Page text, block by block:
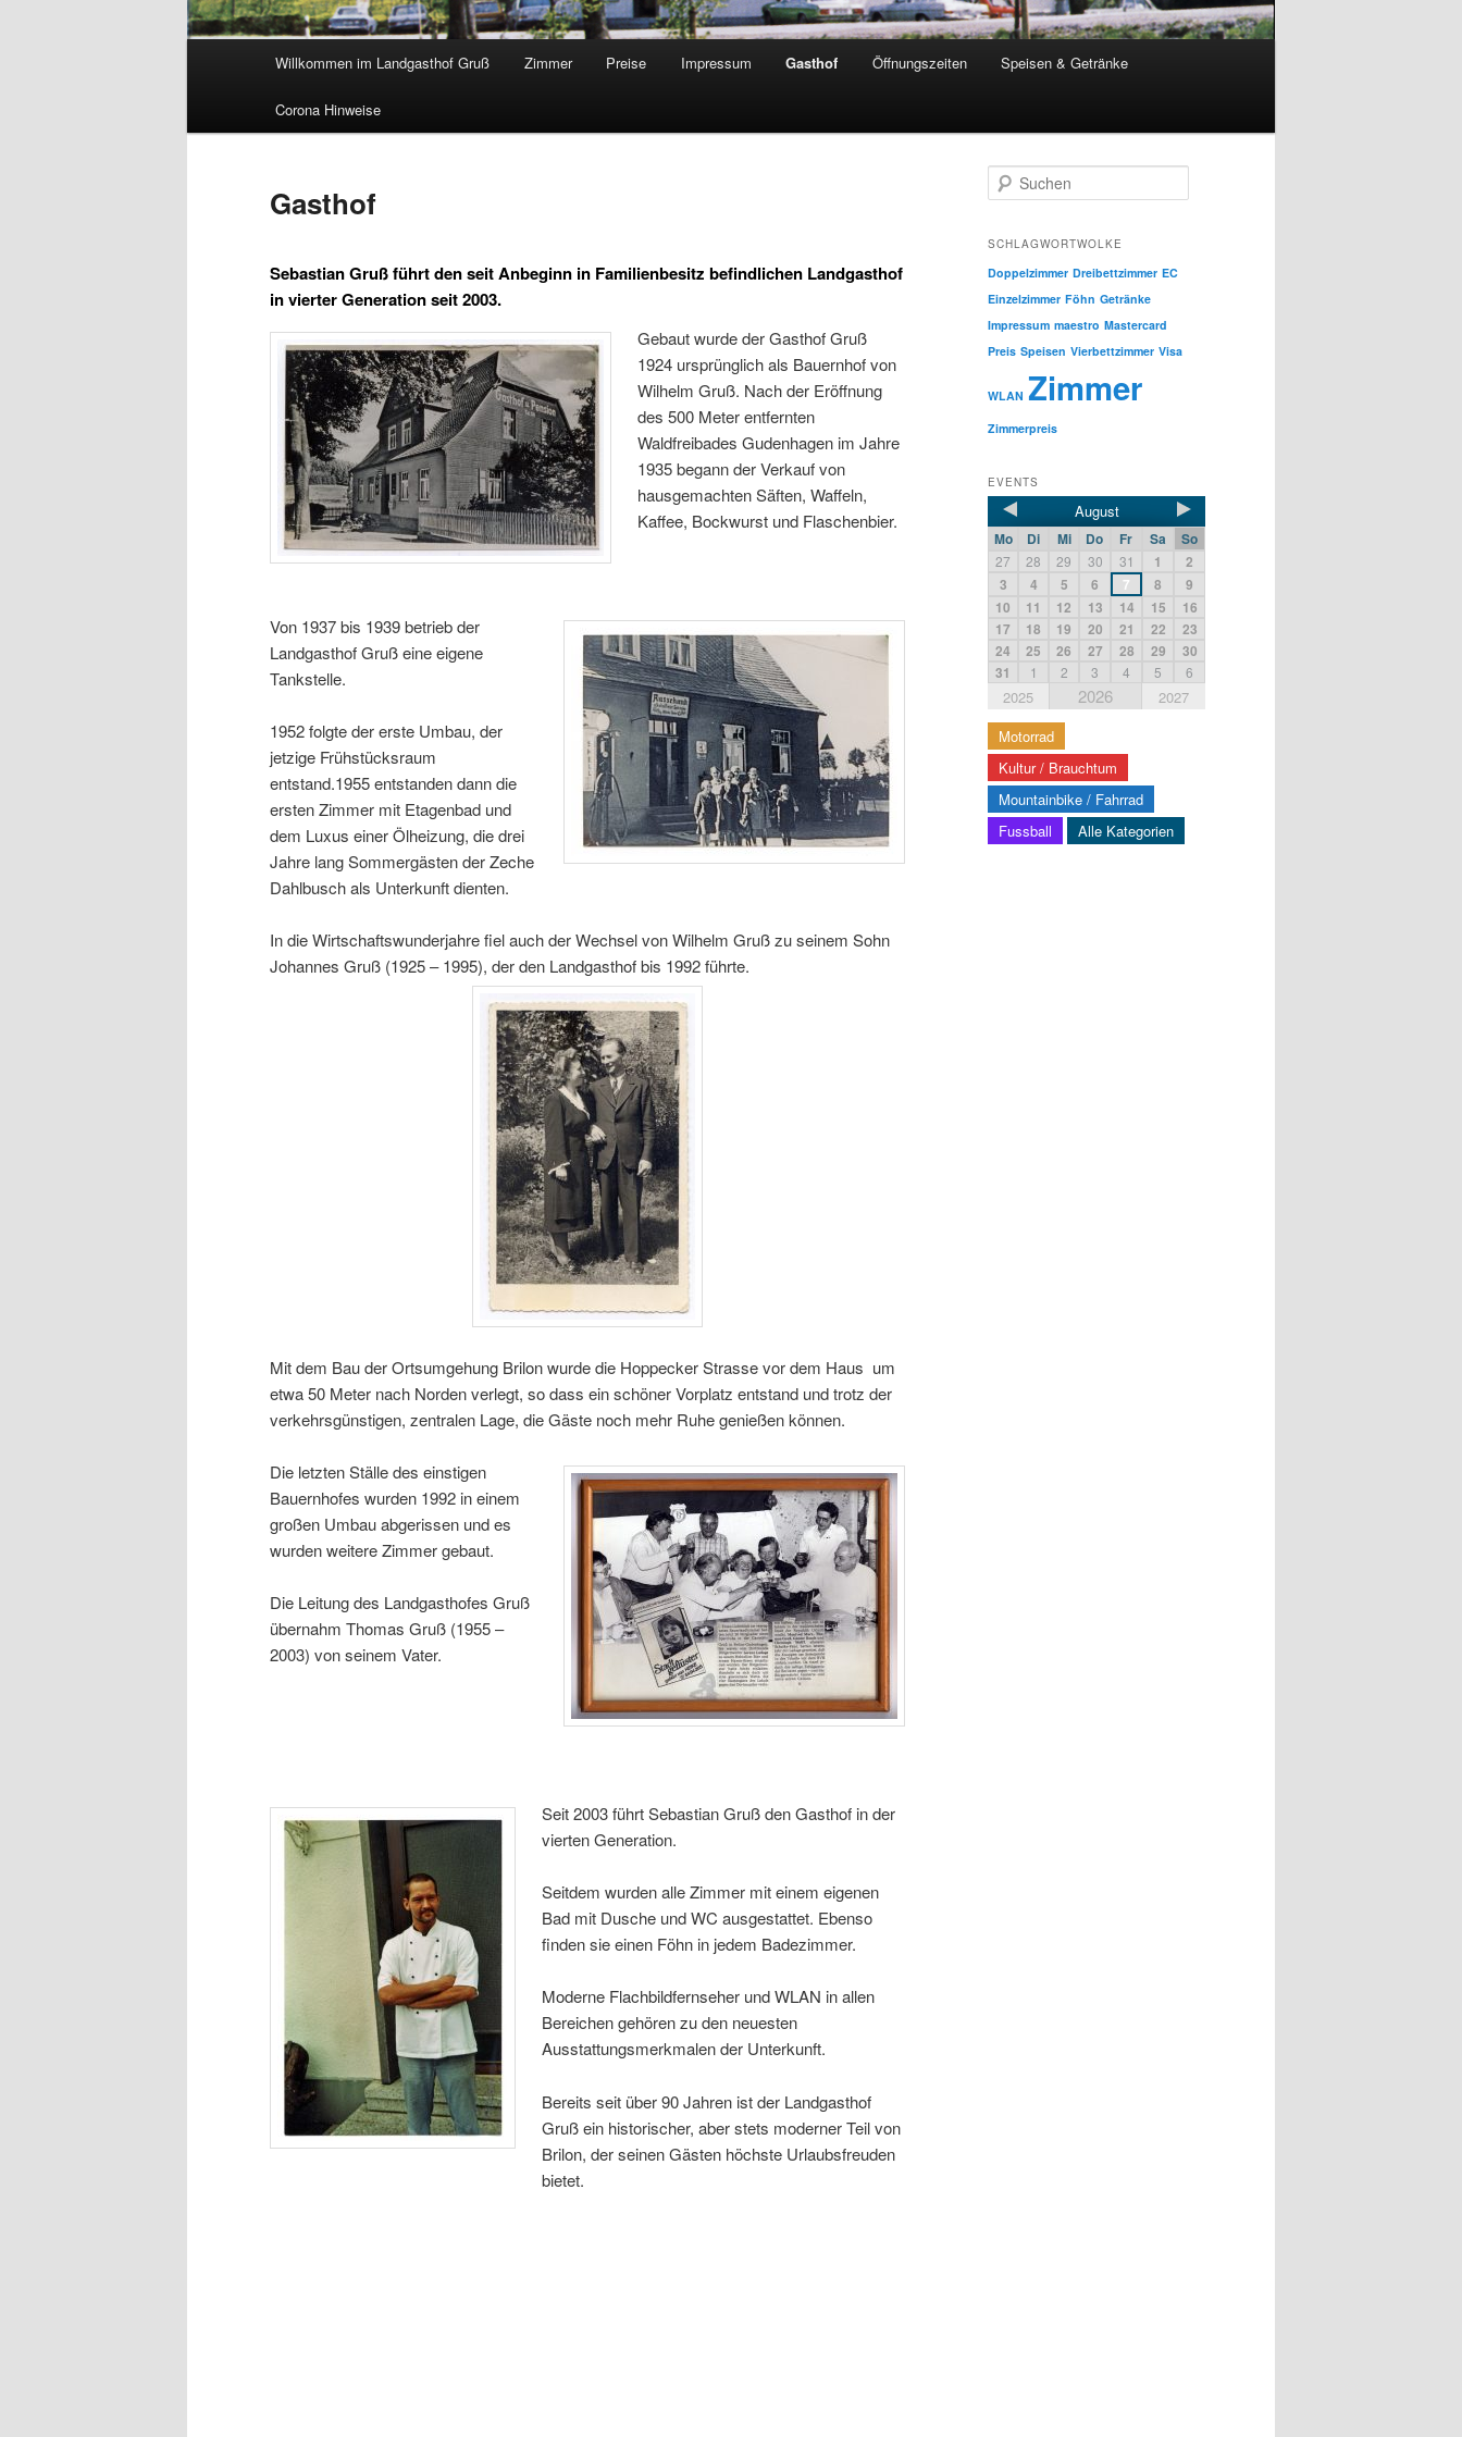
Willkommen im Landgasthof Gruß Zimmer Preise Impressum Gasthof Öffnungszeiten Speisen & Getränke
Corona Hinweise
Gasthof
Sebastian Gruß führt den seit Anbeginn in Familienbesitz befindlichen Landgasthof
in vierter Generation seit 2003.
Gebaut wurde der Gasthof Gruß
1924 ursprünglich als Bauernhof von
Wilhelm Gruß. Nach der Eröffnung
des 500 Meter entfernten
Waldfreibades Gudenhagen im Jahre
1935 begann der Verkauf von
hausgemachten Säften, Waffeln,
Kaffee, Bockwurst und Flaschenbier.
Von 1937 bis 1939 betrieb der
Landgasthof Gruß eine eigene
Tankstelle.
1952 folgte der erste Umbau, der
jetzige Frühstücksraum
entstand.1955 entstanden dann die
ersten Zimmer mit Etagenbad und
dem Luxus einer Ölheizung, die drei
Jahre lang Sommergästen der Zeche
Dahlbusch als Unterkunft dienten.
In die Wirtschaftswunderjahre fiel auch der Wechsel von Wilhelm Gruß zu seinem Sohn
Johannes Gruß (1925 – 1995), der den Landgasthof bis 1992 führte.
Mit dem Bau der Ortsumgehung Brilon wurde die Hoppecker Strasse vor dem Haus um
etwa 50 Meter nach Norden verlegt, so dass ein schöner Vorplatz entstand und trotz der
verkehrsgünstigen, zentralen Lage, die Gäste noch mehr Ruhe genießen können.
Die letzten Ställe des einstigen
Bauernhofes wurden 1992 in einem
großen Umbau abgerissen und es
wurden weitere Zimmer gebaut.
Die Leitung des Landgasthofes Gruß
übernahm Thomas Gruß (1955 –
2003) von seinem Vater.
Seit 2003 führt Sebastian Gruß den Gasthof in der
vierten Generation.
Seitdem wurden alle Zimmer mit einem eigenen
Bad mit Dusche und WC ausgestattet. Ebenso
finden sie einen Föhn in jedem Badezimmer.
Moderne Flachbildfernseher und WLAN in allen
Bereichen gehören zu den neuesten
Ausstattungsmerkmalen der Unterkunft.
Bereits seit über 90 Jahren ist der Landgasthof
Gruß ein historischer, aber stets moderner Teil von
Brilon, der seinen Gästen höchste Urlaubsfreuden
bietet.
u
h
n
SCHLAGWORTWOLKE
Doppelzimmer Dreibettzimmer EC
Einzelzimmer Föhn Getränke
Impressum maestro Mastercard
Preis Speisen Vierbettzimmer Visa
WLAN Zimmer
Zimmerpreis
EVENTS
August
Mo Di Mi Do Fr Sa So
27 28 29 30 31 1
2
3
4 5 6 7 8
9
10
11 12 13 14 15
16
17
18 19 20 21 22
23
24
25 26 27 28 29
30
31
1 2 3 4 5 6
2025 2026
2027
Motorrad
Kultur / Brauchtum
Mountainbike / Fahrrad
Fussball
Alle Kategorien